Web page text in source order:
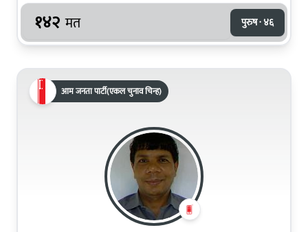
१४२ मत पुरुष · ४६
आम जनता पार्टी(एकल चुनाव चिन्ह)